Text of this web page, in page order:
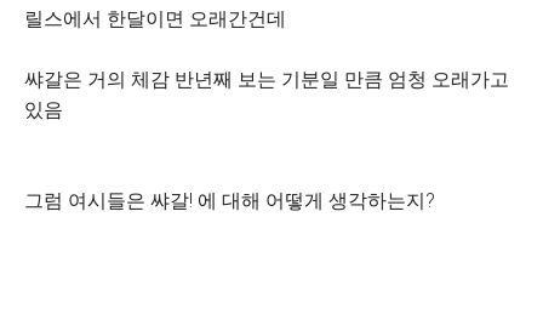
릴스에서 한달이면 오래간건데
쌰갈은 거의 체감 반년째 보는 기분일 만큼 엄청 오래가고
있음
그럼 여시들은 쌰갈! 에 대해 어떻게 생각하는지?